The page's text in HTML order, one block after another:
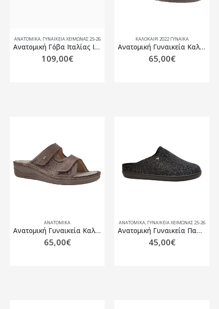
ΑΝΑΤΟΜΙΚΆ, ΓΥΝΑΙΚΕΊΑ ΧΕΙΜΏΝΑΣ 25-26
Ανατομική Γόβα Ιταλίας Ilario Morelli B9E5050
109,00€
ΚΑΛΟΚΑΊΡΙ 2022 ΓΥΝΑΊΚΑ
Ανατομική Γυναικεία Καλοκαιρινή Παντόφλα Με Αφαιρούμενο Πέλμα Podoline Briona
65,00€
ΑΝΑΤΟΜΙΚΆ
Ανατομική Γυναικεία Καλοκαιρινή Παντόφλα Με Αφαιρούμενο Πέλμα Podoline Sora
65,00€
ΑΝΑΤΟΜΙΚΆ, ΓΥΝΑΙΚΕΊΑ ΧΕΙΜΏΝΑΣ 25-26
Ανατομική Γυναικεία Παντόφλα με Aφαιρούμενο Πέλμα Podoline Erve
45,00€